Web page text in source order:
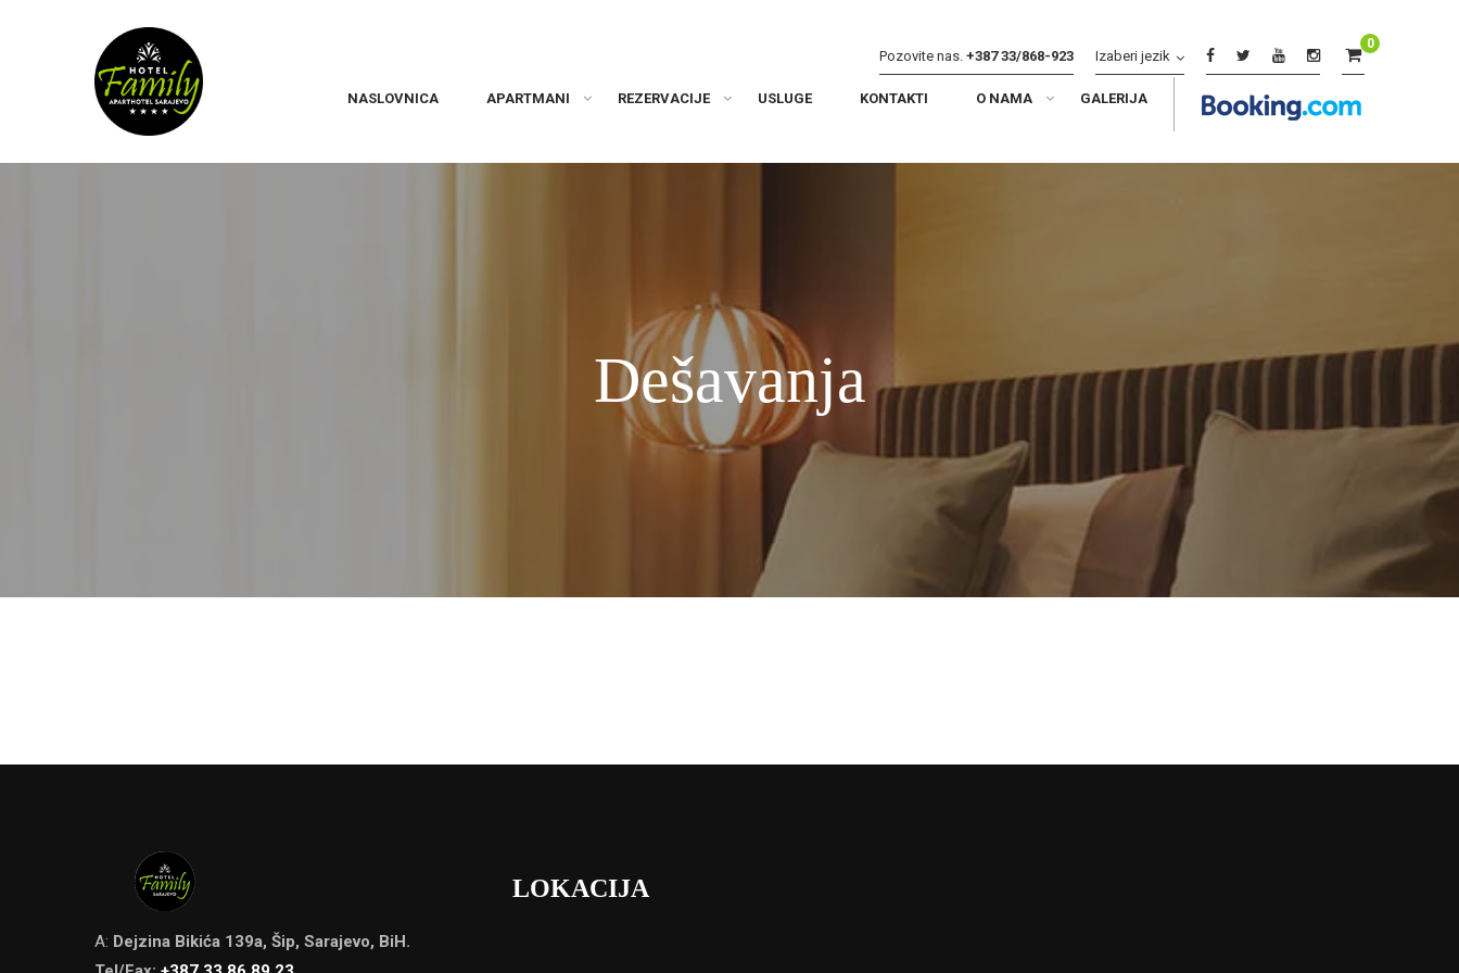
Pozovite nas.+387 33/868-923 Izaberi jezik
0
NASLOVNICA APARTMANI REZERVACIJE USLUGE KONTAKTI O NAMA GALERIJA
Dešavanja
A: Dejzina Bikića 139a, Šip, Sarajevo, BiH.
LOKACIJA